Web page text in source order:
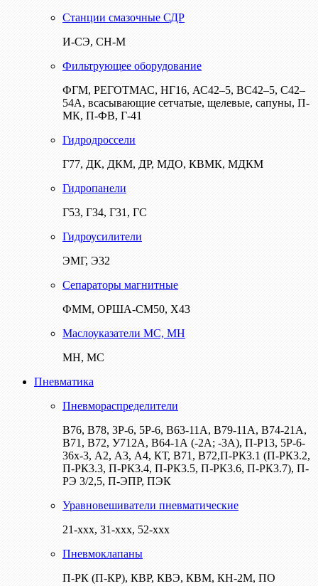
Станции смазочные СДР
И-СЭ, СН-М
Фильтрующее оборудование
ФГМ, РЕГОТМАС, НГ16, АС42–5, ВС42–5, С42–
54А, всасывающие сетчатые, щелевые, сапуны, П-
МК, П-ФВ, Г-41
Гидродроссели
Г77, ДК, ДКМ, ДР, МДО, КВМК, МДКМ
Гидропанели
Г53, Г34, Г31, ГС
Гидроусилители
ЭМГ, Э32
Сепараторы магнитные
ФММ, ОРША-СМ50, Х43
Маслоуказатели МС, МН
МН, МС
Пневматика
Пневмораспределители
В76, В78, 3Р-6, 5Р-6, В63-11А, В79-11А, В74-21А,
В71, В72, У712А, В64-1А (-2А; -3А), П-Р13, 5Р-6-
36х-3, А2, А3, А4, КТ, В71, В72,П-РК3.1 (П-РК3.2,
П-РК3.3, П-РК3.4, П-РК3.5, П-РК3.6, П-РК3.7), П-
РЭ 3/2,5, П-ЭПР, ПЭК
Уравновешиватели пневматические
21-ххх, 31-ххх, 52-ххх
Пневмоклапаны
П-РК (П-КР), КВР, КВЭ, КВМ, КН-2М, ПО